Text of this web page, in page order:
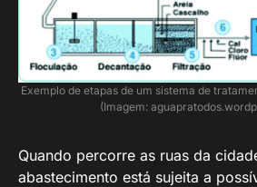
Exemplo de etapas de um sistema de
(Imagem:
Quando percorre as ruas da
abastecimento está sujeita a